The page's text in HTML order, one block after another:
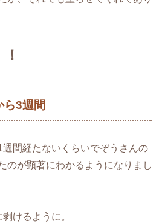
ら3週間
間経たないくらいでぞうさんの
のが顕著にわかるようになりまし
けるように。